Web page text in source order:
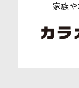
家族や